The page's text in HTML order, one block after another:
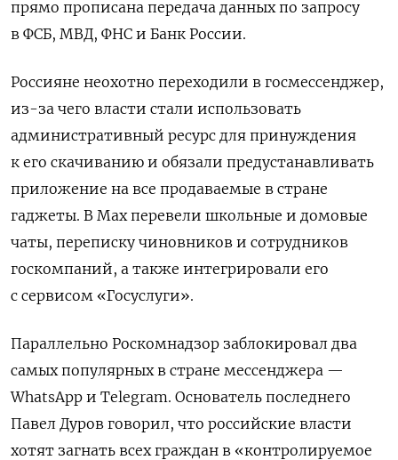
прямо прописана передача данных по запросу
в ФСБ, МВД, ФНС и Банк России.
Россияне неохотно переходили в госмессенджер,
из-за чего власти стали использовать
административный ресурс для принуждения
к его скачиванию и обязали предустанавливать
приложение на все продаваемые в стране
гаджеты. В Max перевели школьные и домовые
чаты, переписку чиновников и сотрудников
госкомпаний, а также интегрировали его
с сервисом «Госуслуги».
Параллельно Роскомнадзор заблокировал два
самых популярных в стране мессенджера —
WhatsApp и Telegram. Основатель последнего
Павел Дуров говорил, что российские власти
хотят загнать всех граждан в «контролируемое